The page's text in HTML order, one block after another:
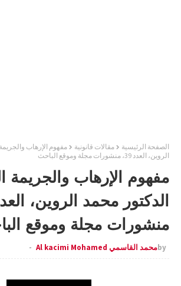
الصفحة الرئيسية مقالات قانونية
مفهوم الإرهاب
الروين، العدد 39، منشورات مجلة وموقع الباحث
مفهوم الإرهاب والجريمة
منشورات مجلة وموقع
byمحمد القاسمي Al kacimi Mohamed